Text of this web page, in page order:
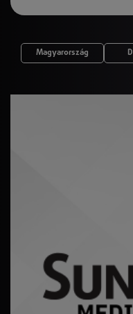
Magyarország